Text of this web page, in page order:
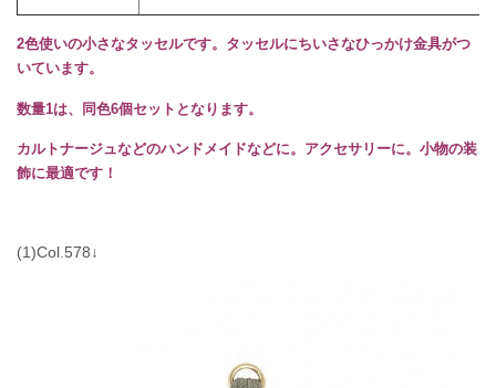
2色使いの小さなタッセルです。タッセルにちいさなひっかけ金具がつ
いています。
数量1は、同色6個セットとなります。
カルトナージュなどのハンドメイドなどに。アクセサリーに。小物の装
飾に最適です！
(1)Col.578↓